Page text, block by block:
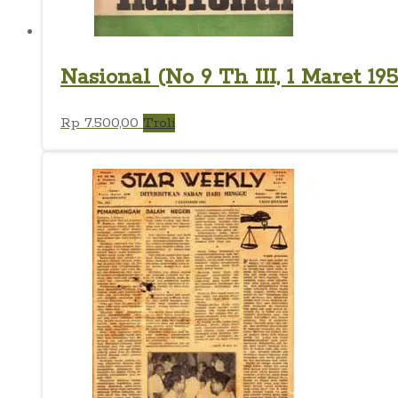
Nasional (No 9 Th III, 1 Maret
Rp7.500,00 Troli